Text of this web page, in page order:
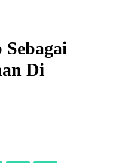
Di